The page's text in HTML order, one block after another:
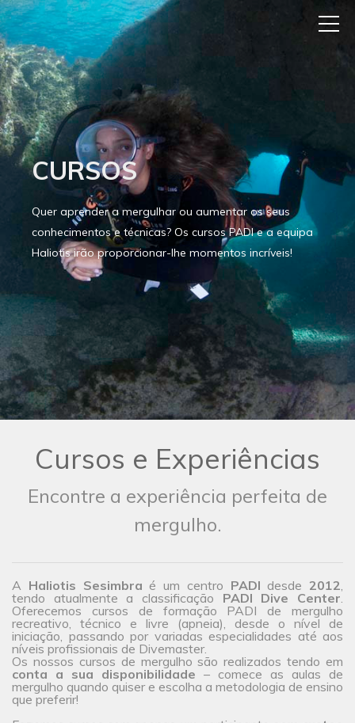
CURSOS
Quer aprender a mergulhar ou aumentar os seus
conhecimentos e técnicas? Os cursos PADI e a equipa
Haliotis irão proporcionar-lhe momentos incríveis!
Cursos e Experiências
Encontre a experiência perfeita de
mergulho.
A Haliotis Sesimbra é um centro PADI desde 2012,
tendo atualmente a classificação PADI Dive Center.
Oferecemos cursos de formação PADI de mergulho
recreativo, técnico e livre (apneia), desde o nível de
iniciação, passando por variadas especialidades até aos
níveis profissionais de Divemaster.
Os nossos cursos de mergulho são realizados tendo em
conta a sua disponibilidade – comece as aulas de
mergulho quando quiser e escolha a metodologia de ensino
que preferir!